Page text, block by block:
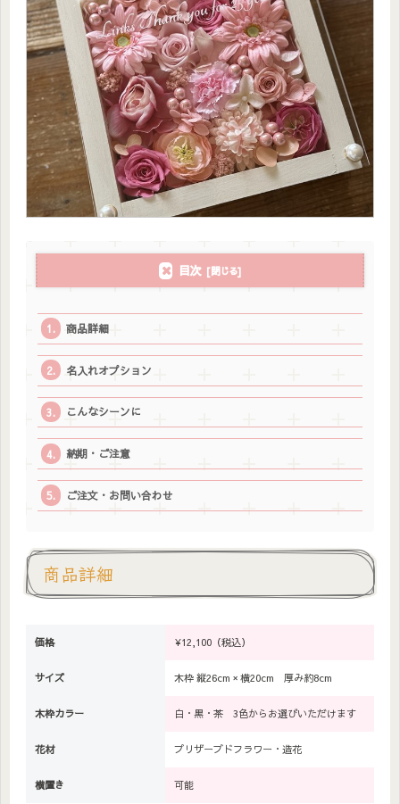
目次
商品詳細
名入れオプション
こんなシーンに
納期・ご注意
ご注文・お問い合わせ
商品詳細
価格 ¥12,100（税込）
サイズ 木枠 縦26cm × 横20cm 厚み約8cm
木枠カラー 白・黒・茶 3色からお選びいただけます
花材 プリザーブドフラワー・造花
横置き 可能